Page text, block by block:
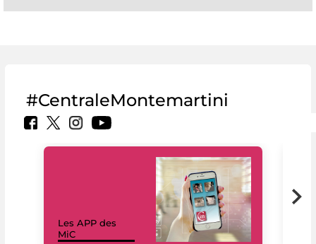
#CentraleMontemartini
Les APP des
MiC